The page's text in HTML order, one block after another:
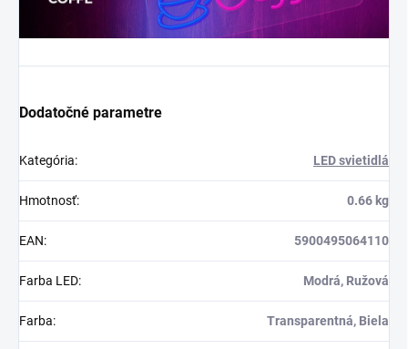
Dodatočné parametre
Kategória: LED svietidlá
Hmotnosť: 0.66 kg
EAN: 5900495064110
Farba LED: Modrá, Ružová
Farba: Transparentná, Biela